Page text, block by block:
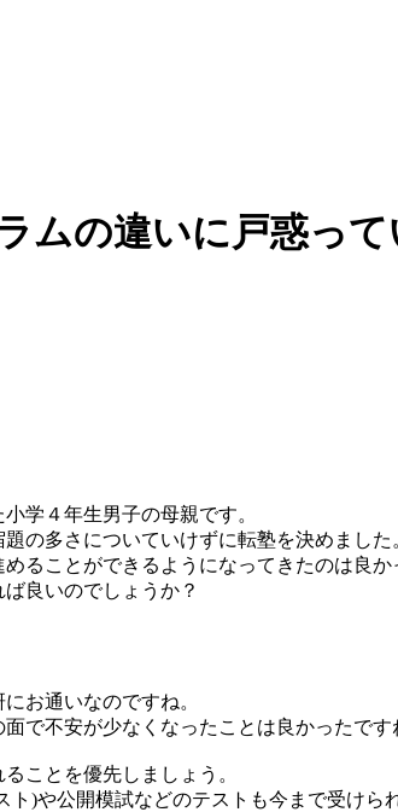
ムの違いに戸惑っ
学４年生男子の母親です。
の多さについていけずに転塾を決めました
ることができるようになってきたのは良
良いのでしょうか？
お通いなのですね。
で不安が少なくなったことは良かったです
ことを優先しましょう。
)や公開模試などのテストも今まで受けら